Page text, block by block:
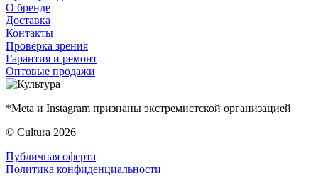
О бренде
Доставка
Контакты
Проверка зрения
Гарантия и ремонт
Оптовые продажи
*Meta и Instagram признаны экстремистской организацией
© Cultura 2026
Публичная оферта
Политика конфиденциальности